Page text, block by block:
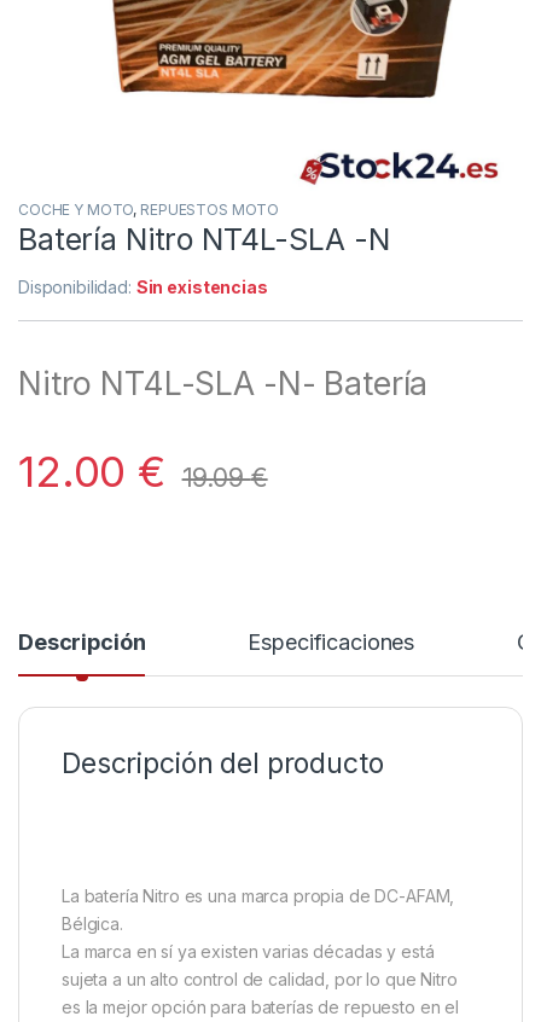
COCHE Y MOTO, REPUESTOS MOTO
Batería Nitro NT4L-SLA -N
Disponibilidad: Sin existencias
Nitro NT4L-SLA -N- Batería
12.00 € 19.09€
Descripción Especificaciones
Descripción del producto
La batería Nitro es una marca propia de DC-AFAM,
Bélgica.
La marca en sí ya existen varias décadas y está
sujeta a un alto control de calidad, por lo que Nitro
es la mejor opción para baterías de repuesto en el